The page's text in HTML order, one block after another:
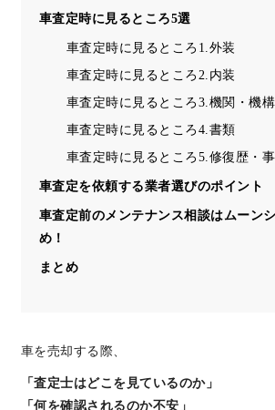
車査定時に見るところ5選
車査定時に見るところ1.外装
車査定時に見るところ2.内装
車査定時に見るところ3.機関・機
車査定時に見るところ4.書類
車査定時に見るところ5.修復歴・
車査定を依頼する業者選びのポイント
車査定前のメンテナンス相談はムーン
め！
まとめ
車を売却する際、
「査定士はどこを見ているのか」
「何を確認されるのか不安」